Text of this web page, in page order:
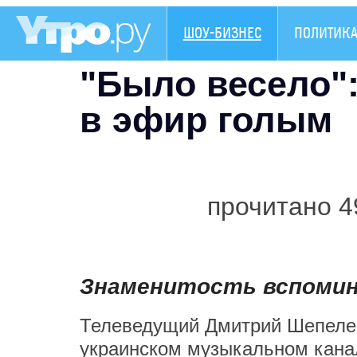
ШОУ-БИЗНЕС ПОЛИТИКА
"Было
в эфир голым
прочитано
Знаменитость
Телеведущий Дмитрий
украинском музыкальном